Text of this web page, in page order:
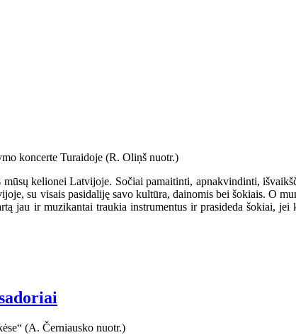
kelionei Latvijoje. Sočiai pamaitinti, apnakvindinti,
su visais pasidaliję savo kultūra, dainomis bei šokiais. O
jau ir muzikantai traukia instrumentus ir prasideda šokiai,